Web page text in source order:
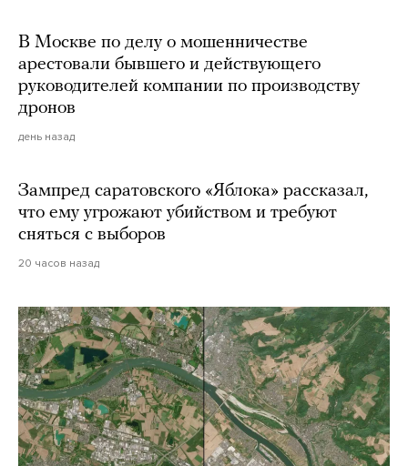
В Москве по делу о мошенничестве
арестовали бывшего и действующего
руководителей компании по производству
дронов
день назад
Зампред саратовского «Яблока» рассказал,
что ему угрожают убийством и требуют
сняться с выборов
20 часов назад